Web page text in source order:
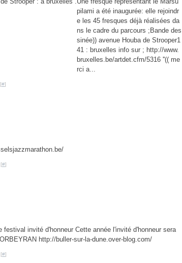
pilami a été inaugurée: elle rejoindr
e les 45 fresques déjà réalisées da
ns le cadre du parcours ;Bande des
sinée)) avenue Houba de Strooper1
41 : bruxelles info sur ; http://www.
bruxelles.be/artdet.cfm/5316 ''(( me
rci a...
#]
#]
festival invité d'honneur Cette année l'invité d'honneur sera
http://buller-sur-la-dune.over-blog.com/
#]